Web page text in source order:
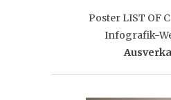
Poster LIST OF
Infografik-